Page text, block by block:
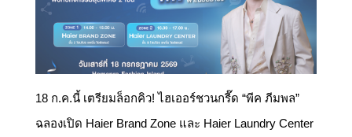
18 ก.ค.นี้ เตรียมล็อกคิว! ไฮเออร์ชวนกรี๊ด “พีค ภีมพล”
ฉลองเปิด Haier Brand Zone และ Haier Laundry Center